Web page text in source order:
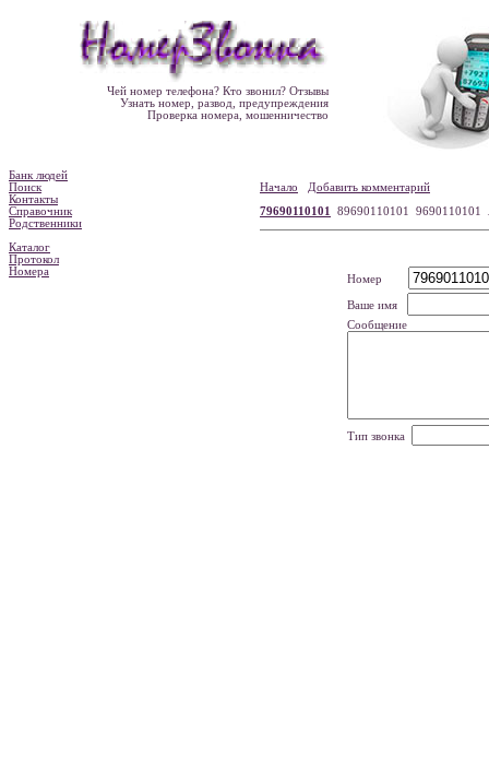
Чей номер телефона? Кто звонил? Отзывы
Узнать номер, развод, предупреждения
Проверка номера, мошенничество
Банк людей
Поиск
Контакты
Справочник
Родственники
Каталог
Протокол
Номера
Начало
Добавить комментарий
79690110101
89690110101 9690110101
Номер
Ваше имя
Сообщение
Тип звонка